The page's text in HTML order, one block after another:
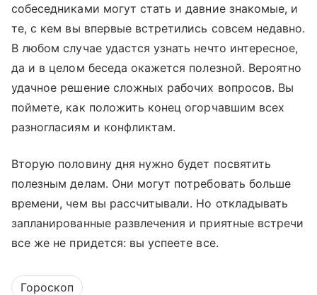
собеседниками могут стать и давние знакомые, и
те, с кем вы впервые встретились совсем недавно.
В любом случае удастся узнать нечто интересное,
да и в целом беседа окажется полезной. Вероятно
удачное решение сложных рабочих вопросов. Вы
поймете, как положить конец огорчавшим всех
разногласиям и конфликтам.
Вторую половину дня нужно будет посвятить
полезным делам. Они могут потребовать больше
времени, чем вы рассчитывали. Но откладывать
запланированные развлечения и приятные встречи
все же не придется: вы успеете все.
Гороскоп